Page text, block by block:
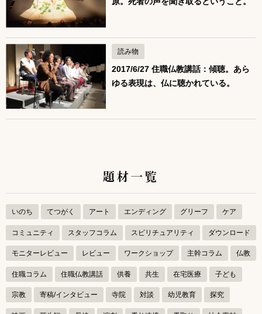
読み物
2017/6/27 住職仏教講話：傾聴。あら
ゆる表現は、仏に聴かれている。
題材一覧
いのち てつがく アート エンディング グリーフ ケア
コミュニティ スタッフコラム スピリチュアリティ ダウンロード
モニターレビュー レビュー ワークショップ 主幹コラム 仏教
住職コラム 住職仏教講話 供養 共生 在宅医療 子ども
宗教 寄稿/インタビュー 寺院 対談 幼児教育 探究